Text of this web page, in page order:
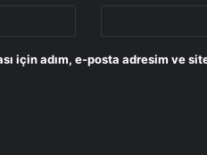
için adım, e-posta adresim ve